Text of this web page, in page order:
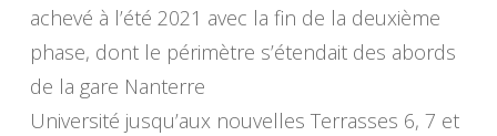
achevé à l’été 2021 avec la fin de la deuxième
phase, dont le périmètre s’étendait des abords
de la gare Nanterre
Université jusqu’aux nouvelles Terrasses 6, 7 et